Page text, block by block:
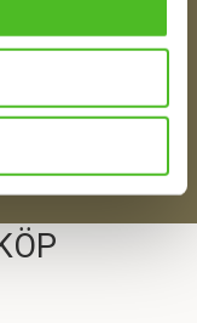
o cookies